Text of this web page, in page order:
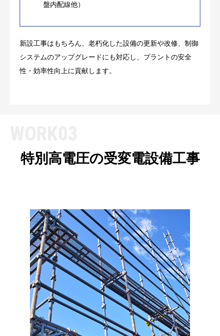
盤内配線他）
新設工事はもちろん、老朽化した設備の更新や改修、制御
システムのアップグレードにも対応し、プラントの安全
性・効率性向上に貢献します。
特別高電圧の受変電設備工事